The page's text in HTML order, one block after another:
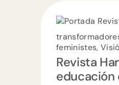
feministes,
Revista
educación